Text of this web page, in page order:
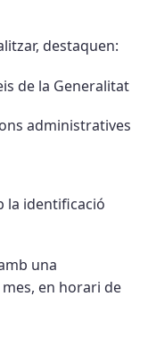
destaquen:
de la Generalitat
administratives
la identificació
una
en horari de